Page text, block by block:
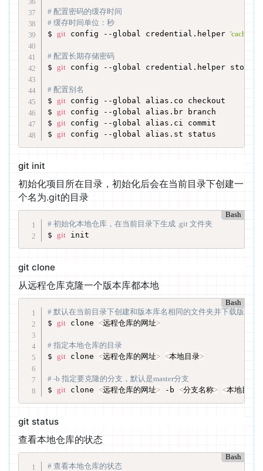
# 配置密码的缓存时间
# 缓存时间单位：秒
$ git config --global credential.helper 'cache --
# 配置长期存储密码
$ git config --global credential.helper store
# 配置别名
$ git config --global alias.co checkout
$ git config --global alias.br branch
$ git config --global alias.ci commit
$ git config --global alias.st status
git init
初始化项目所在目录，初始化后会在当前目录下创建一
个名为.git的目录
Bash
# 初始化本地仓库，在当前目录下生成 .git 文件夹
$ git init
git clone
从远程仓库克隆一个版本库都本地
Bash
# 默认在当前目录下创建和版本库名相同的文件夹并下载版本到
$ git clone <远程仓库的网址>
# 指定本地仓库的目录
$ git clone <远程仓库的网址> <本地目录>
# -b 指定要克隆的分支，默认是master分支
$ git clone <远程仓库的网址> -b <分支名称> <本地目录
git status
查看本地仓库的状态
Bash
# 查看本地仓库的状态